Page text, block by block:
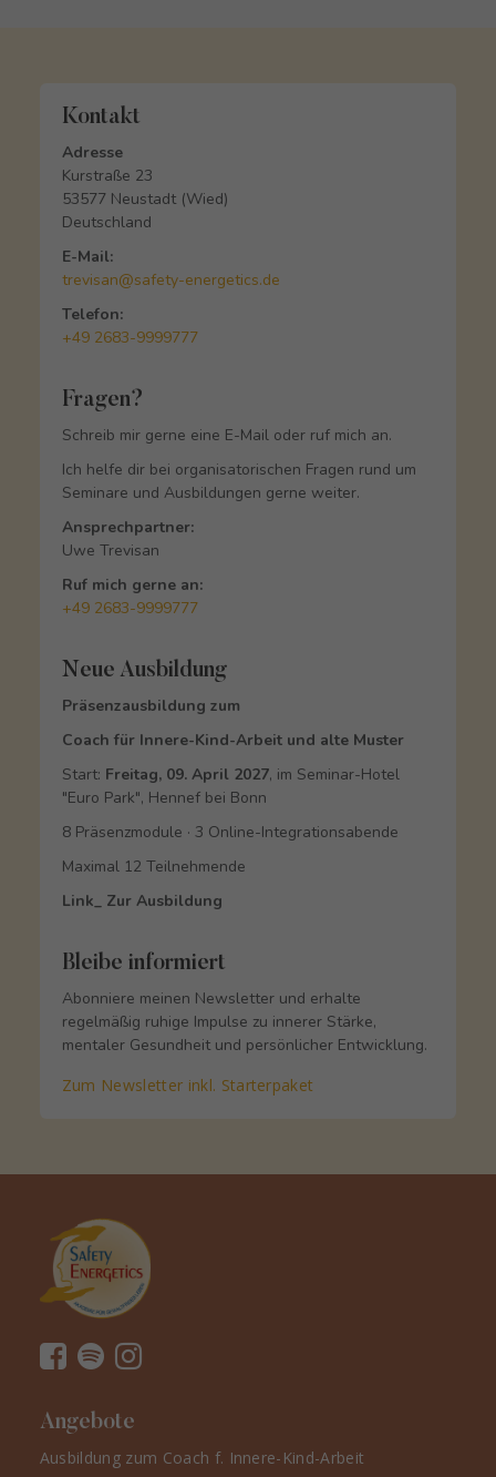
Kontakt
Adresse
Kurstraße 23
53577 Neustadt (Wied)
Deutschland
E-Mail:
trevisan@safety-energetics.de
Telefon:
+49 2683-9999777
Fragen?
Schreib mir gerne eine E-Mail oder ruf mich an.
Ich helfe dir bei organisatorischen Fragen rund um
Seminare und Ausbildungen gerne weiter.
Ansprechpartner:
Uwe Trevisan
Ruf mich gerne an:
+49 2683-9999777
Neue Ausbildung
Präsenzausbildung zum
Coach für Innere-Kind-Arbeit und alte Muster
Start: Freitag, 09. April 2027, im Seminar-Hotel
"Euro Park", Hennef bei Bonn
8 Präsenzmodule · 3 Online-Integrationsabende
Maximal 12 Teilnehmende
Link_ Zur Ausbildung
Bleibe informiert
Abonniere meinen Newsletter und erhalte
regelmäßig ruhige Impulse zu innerer Stärke,
mentaler Gesundheit und persönlicher Entwicklung.
Zum Newsletter inkl. Starterpaket
Angebote
Ausbildung zum Coach f. Innere-Kind-Arbeit